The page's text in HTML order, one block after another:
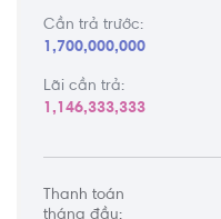
Cần trả trước:
1,700,000,000
Lãi cần trả:
1,146,333,333
Thanh toán
tháng đầu: